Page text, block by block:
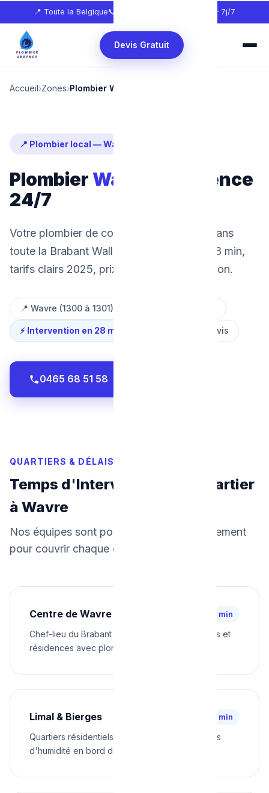
📍 Toute la Belgique📞 🕐 24h/24 — 7j/7
Devis Gratuit
Accueil›Zones›Plombier Wavre
📍 Plombier local — Wavre
PlombierWavre
— Urgence
24/7
Votre plombier de confiance à Wavre et dans
toute la Brabant Wallon. Intervention en 28 min,
tarifs clairs 2025, prix fixe avant intervention.
📍 Wavre (1300 à 1301)
⚡ Intervention en 28 min ⭐ 4.9/5 — 500+ avis
0465 68 51 58
QUARTIERS & DÉLAIS DE RÉPONSE
Temps d'Intervention par Quartier
à Wavre
Nos équipes sont positionnées stratégiquement
pour couvrir chaque quartier rapidement.
Centre de Wavre ⚡ 25 min
Chef-lieu du Brabant Wallon. Mix de commerces et
résidences avec plomberie diverse
Limal & Bierges ⚡ 28 min
Quartiers résidentiels le long de la Dyle. Risques
d'humidité en bord de rivière